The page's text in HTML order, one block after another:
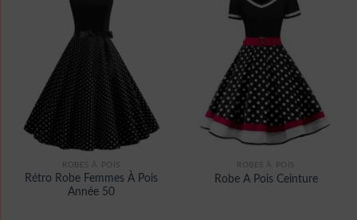
ROBES À POIS
Rétro Robe Femmes À Pois
Année 50
ROBES À POIS
Robe A Pois Ceinture